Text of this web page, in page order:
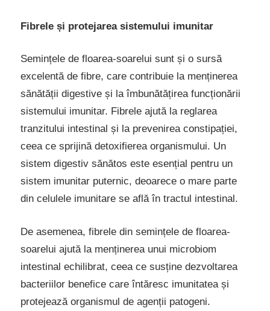
Fibrele și protejarea sistemului imunitar
Semințele de floarea-soarelui sunt și o sursă
excelentă de fibre, care contribuie la menținerea
sănătății digestive și la îmbunătățirea funcționării
sistemului imunitar. Fibrele ajută la reglarea
tranzitului intestinal și la prevenirea constipației,
ceea ce sprijină detoxifierea organismului. Un
sistem digestiv sănătos este esențial pentru un
sistem imunitar puternic, deoarece o mare parte
din celulele imunitare se află în tractul intestinal.
De asemenea, fibrele din semințele de floarea-
soarelui ajută la menținerea unui microbiom
intestinal echilibrat, ceea ce susține dezvoltarea
bacteriilor benefice care întăresc imunitatea și
protejează organismul de agenții patogeni.